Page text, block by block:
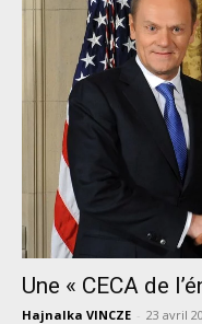
Une « CECA de
Hajnalka VINCZE - 23 avril